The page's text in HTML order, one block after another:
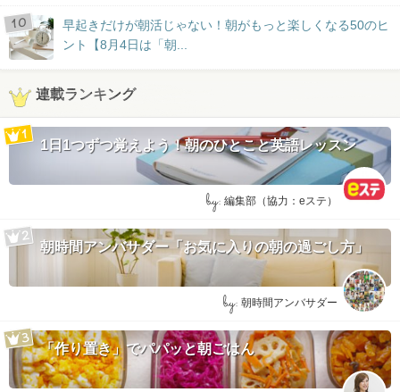
早起きだけが朝活じゃない！朝がもっと楽しくなる50のヒ
ント【8月4日は「朝...
連載ランキング
1日1つずつ覚えよう！朝のひとこと英語レッスン
by: 編集部（協力：eステ）
朝時間アンバサダー「お気に入りの朝の過ごし方」
by: 朝時間アンバサダー
「作り置き」でパパッと朝ごはん